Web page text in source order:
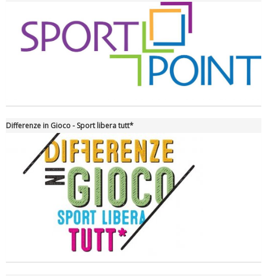
La formazione Uisp rallenta ma prosegue anche in estate
Tiziano Pesce nel Cda di Fondazione Terzjus: prima riunione a
Differenze in Gioco - Sport libera tutt*